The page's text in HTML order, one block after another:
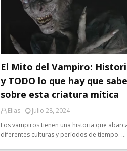
El Mito del Vampiro:
y TODO lo que hay que
sobre esta criatura mítica
Elias
Julio 28, 2024
Los vampiros tienen una historia que
diferentes culturas y períodos de tiempo. …